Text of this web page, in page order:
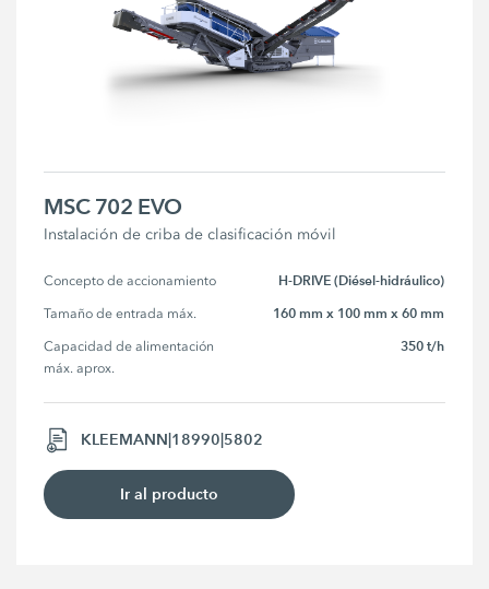
MSC 702 EVO
Instalación de criba de clasificación móvil
Concepto de accionamiento H-DRIVE (Diésel-hidráulico)
Tamaño de entrada máx. 160 mm x 100 mm x 60 mm
Capacidad de alimentación
máx. aprox.
350 t/h
KLEEMANN|18990|5802
Ir al producto